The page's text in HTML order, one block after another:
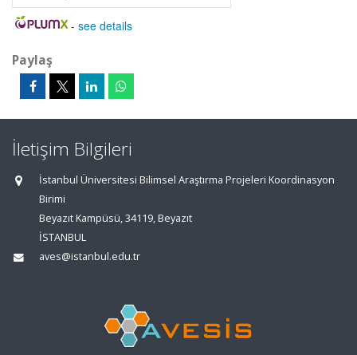
- see details
Paylaş
İletişim Bilgileri
İstanbul Üniversitesi Bilimsel Araştırma Projeleri Koordinasyon
Birimi
Beyazıt Kampüsü, 34119, Beyazıt
İSTANBUL
aves@istanbul.edu.tr